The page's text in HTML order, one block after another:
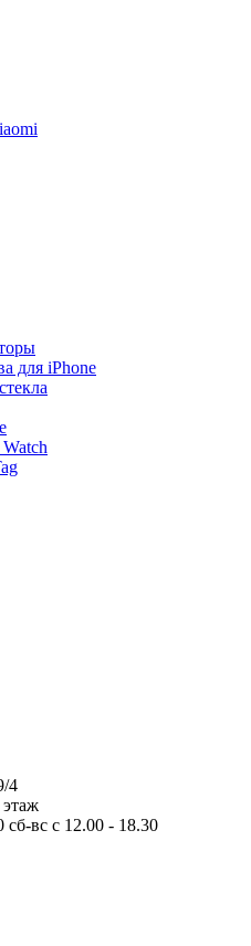
для iPhone
4
этаж
вс с 12.00 - 18.30